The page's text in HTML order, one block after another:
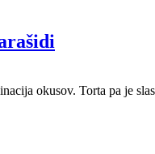
okusov. Torta pa je